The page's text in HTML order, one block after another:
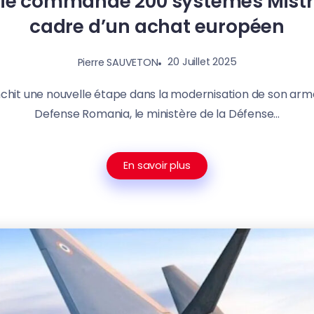
cadre d’un achat européen
Pierre SAUVETON 20 Juillet 2025
une nouvelle étape dans la modernisation de son
Defense Romania, le ministère de la Défense...
En savoir plus